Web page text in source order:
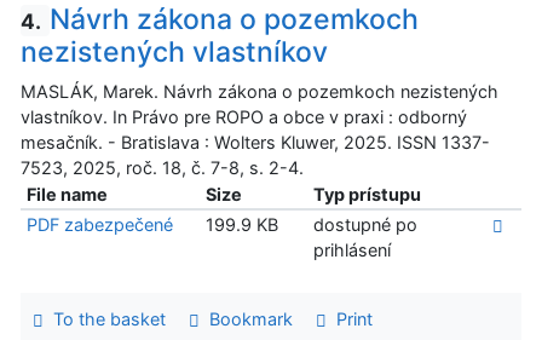
4. Návrh zákona o pozemkoch
nezistených vlastníkov
MASLÁK, Marek. Návrh zákona o pozemkoch nezistených
vlastníkov. In Právo pre ROPO a obce v praxi : odborný
mesačník. - Bratislava : Wolters Kluwer, 2025. ISSN 1337-
7523, 2025, roč. 18, č. 7-8, s. 2-4.
File name
Size
Typ prístupu
PDF zabezpečené
199.9 KB
dostupné po
prihlásení
To the basket Bookmark
Print